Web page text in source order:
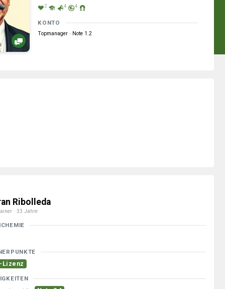
2 4 4
KONTO
Topmanager · Note 1.2
Ribolleda
· 33 Jahre
Lizenz